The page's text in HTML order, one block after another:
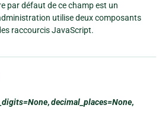
par défaut de ce champ est un
utilise deux composants
raccourcis JavaScript.
,decimal_places=None,